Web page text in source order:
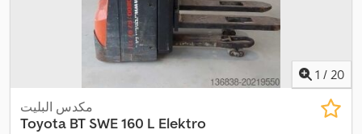
1 / 20
مكدس البليت
Toyota BT SWE 160 L Elektro